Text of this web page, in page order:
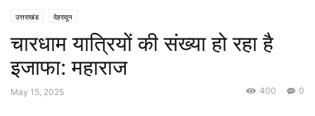
उत्तराखंड देहरादून
चारधाम यात्रियों की संख्या हो रहा है
इजाफा: महाराज
May 15, 2025 0
400